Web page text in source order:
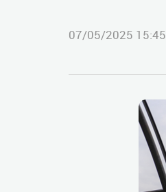
07/05/2025 15:45